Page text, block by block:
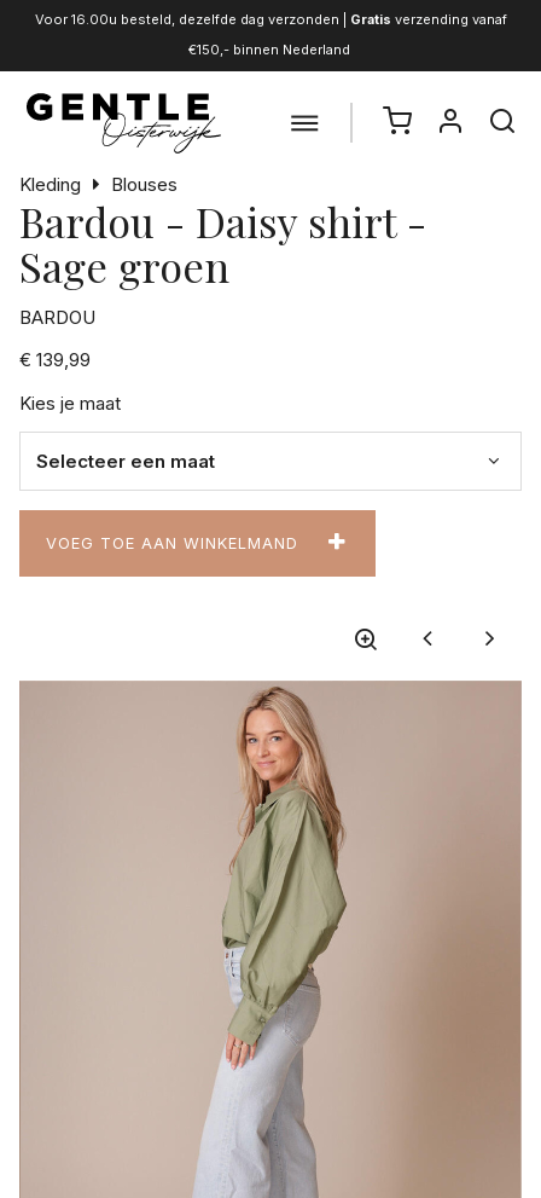
Voor 16.00u besteld, dezelfde dag verzonden | Gratis verzending vanaf
€150,- binnen Nederland
Kleding Blouses
Bardou - Daisy shirt -
Sage groen
BARDOU
€ 139,99
Kies je maat
VOEG TOE AAN WINKELMAND